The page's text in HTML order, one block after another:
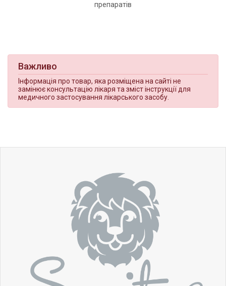
препаратів
Важливо
Інформація про товар, яка розміщена на сайті не
замінює консультацію лікаря та зміст інструкції для
медичного застосування лікарського засобу.